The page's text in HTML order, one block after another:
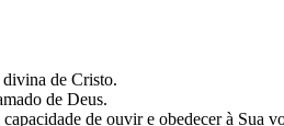
de Cristo.
de Deus.
de ouvir e obedecer à Sua